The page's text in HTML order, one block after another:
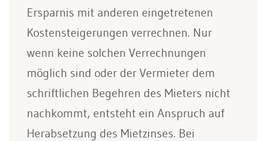
Ersparnis mit anderen eingetretenen
Kostensteigerungen verrechnen. Nur
wenn keine solchen Verrechnungen
möglich sind oder der Vermieter dem
schriftlichen Begehren des Mieters nicht
nachkommt, entsteht ein Anspruch auf
Herabsetzung des Mietzinses. Bei